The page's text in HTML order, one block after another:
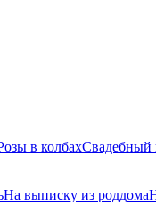
в колбахСвадебный
На выписку из роддома